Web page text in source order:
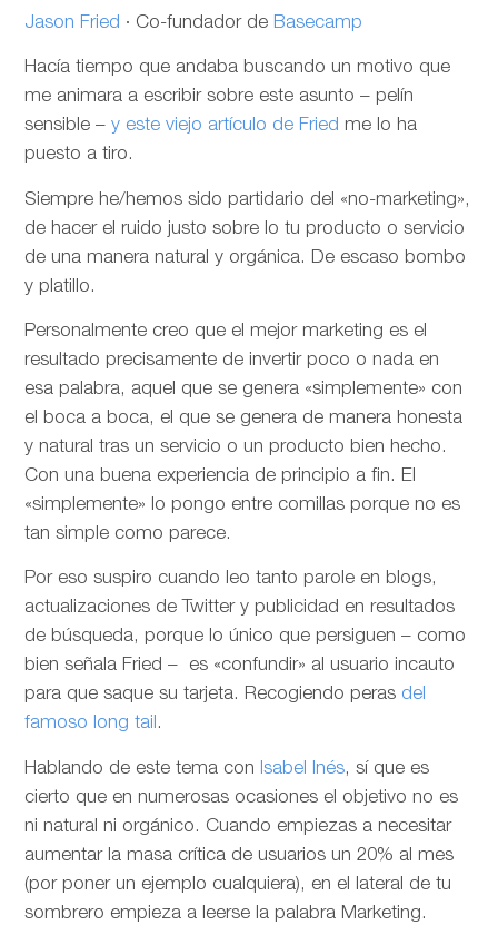
Jason Fried · Co-fundador de Basecamp
Hacía tiempo que andaba buscando un motivo que
me animara a escribir sobre este asunto – pelín
sensible –y este viejo artículo de Fried me lo ha
puesto a tiro.
Siempre he/hemos sido partidario del «no-marketing»,
de hacer el ruido justo sobre lo tu producto o servicio
de una manera natural y orgánica. De escaso bombo
y platillo.
Personalmente creo que el mejor marketing es el
resultado precisamente de invertir poco o nada en
esa palabra, aquel que se genera «simplemente» con
el boca a boca, el que se genera de manera honesta
y natural tras un servicio o un producto bien hecho.
Con una buena experiencia de principio a fin. El
«simplemente» lo pongo entre comillas porque no es
tan simple como parece.
Por eso suspiro cuando leo tanto parole en blogs,
actualizaciones de Twitter y publicidad en resultados
de búsqueda, porque lo único que persiguen – como
bien señala Fried – es «confundir» al usuario incauto
para que saque su tarjeta. Recogiendo peras del
famoso long tail.
Hablando de este tema con Isabel Inés, sí que es
cierto que en numerosas ocasiones el objetivo no es
ni natural ni orgánico. Cuando empiezas a necesitar
aumentar la masa crítica de usuarios un 20% al mes
(por poner un ejemplo cualquiera), en el lateral de tu
sombrero empieza a leerse la palabra Marketing.